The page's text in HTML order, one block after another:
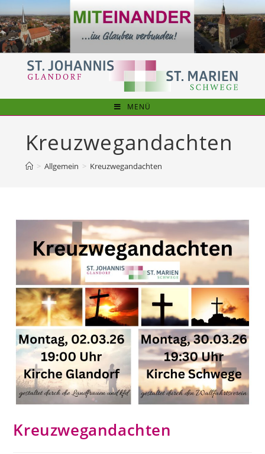
Inhalt
springen
MENÜ
Kreuzwegandachten
> Allgemein > Kreuzwegandachten
Kreuzwegandachten